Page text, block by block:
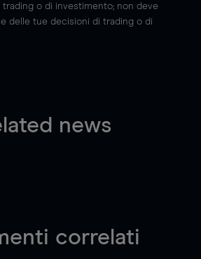
o di investimento; non deve
delle tue decisioni di trading o di
news
correlati